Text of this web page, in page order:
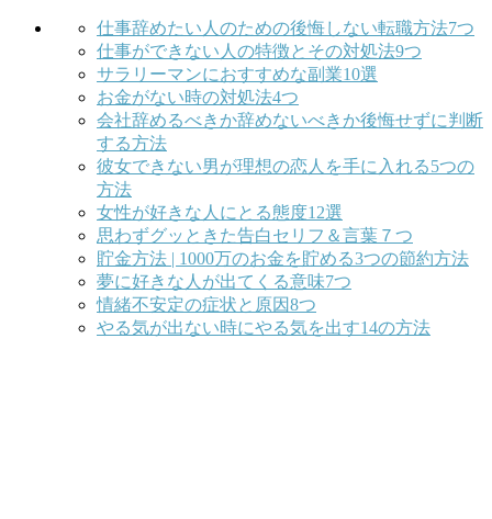
仕事辞めたい人のための後悔しない転職方法7つ
仕事ができない人の特徴とその対処法9つ
サラリーマンにおすすめな副業10選
お金がない時の対処法4つ
会社辞めるべきか辞めないべきか後悔せずに判断
する方法
彼女できない男が理想の恋人を手に入れる5つの
方法
女性が好きな人にとる態度12選
思わずグッときた告白セリフ＆言葉７つ
貯金方法 | 1000万のお金を貯める3つの節約方法
夢に好きな人が出てくる意味7つ
情緒不安定の症状と原因8つ
やる気が出ない時にやる気を出す14の方法